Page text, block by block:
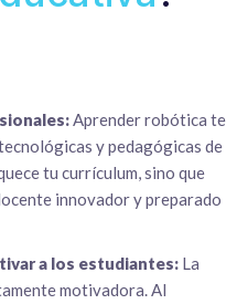
Aprender robótica te
y pedagógicas de
tu currículum, sino que
innovador y preparado
a los estudiantes:La
motivadora. Al